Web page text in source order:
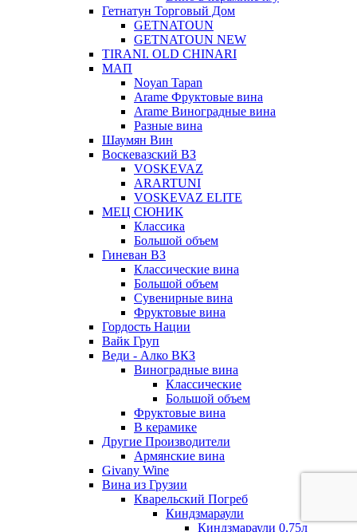
Гетнатун Торговый Дом
GETNATOUN
GETNATOUN NEW
TIRANI. OLD CHINARI
МАП
Noyan Tapan
Arame Фруктовые вина
Arame Виноградные вина
Разные вина
Шаумян Вин
Воскевазский ВЗ
VOSKEVAZ
ARARTUNI
VOSKEVAZ ELITE
МЕЦ СЮНИК
Классика
Большой объем
Гиневан ВЗ
Классические вина
Большой объем
Сувенирные вина
Фруктовые вина
Гордость Нации
Вайк Груп
Веди - Алко ВКЗ
Виноградные вина
Классические
Большой объем
Фруктовые вина
В керамике
Другие Производители
Армянские вина
Givany Wine
Вина из Грузии
Кварельский Погреб
Киндзмараули
Киндзмараули 0,75л